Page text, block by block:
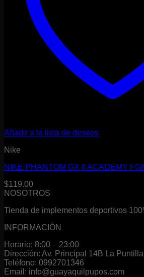
Añadir a la lista de deseos
Nike
NIKE PHANTOM GX II ACADEMY
$119.00
NOSOTROS
Tienda de implementos deportivos
INFORMACIÓN
Horario: 8:00 – 23:00
Dirección: Av. Principal 14B La
Teléfono: 0992701346
Email: info@guayaquilpupos.com